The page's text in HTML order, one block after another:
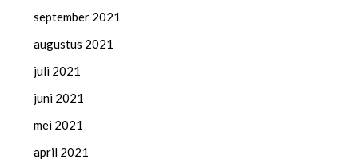
september 2021
augustus 2021
juli 2021
juni 2021
mei 2021
april 2021